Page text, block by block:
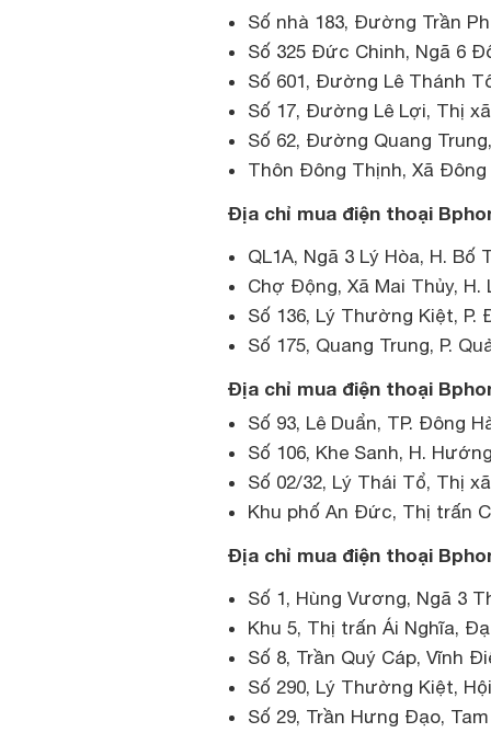
Số nhà 183, Đường Trần
Số 325 Đức Chinh, Ngã 6
Số 601, Đường Lê Thánh
Số 17, Đường Lê Lợi, Thị
Số 62, Đường Quang
Thôn Đông Thịnh, Xã Đông
Địa chỉ mua điện thoại
QL1A, Ngã 3 Lý Hòa, H. Bố
Chợ Động, Xã Mai Thủy, H.
Số 136, Lý Thường Kiệt, P.
Số 175, Quang Trung, P.
Địa chỉ mua điện thoại
Số 93, Lê Duẩn, TP. Đông
Số 106, Khe Sanh, H.
Số 02/32, Lý Thái Tổ, Thị
Khu phố An Đức, Thị trấn
Địa chỉ mua điện thoại
Số 1, Hùng Vương, Ngã 3
Khu 5, Thị trấn Ái Nghĩa,
Số 8, Trần Quý Cáp, Vĩnh
Số 290, Lý Thường Kiệt,
Số 29, Trần Hưng Đạo,